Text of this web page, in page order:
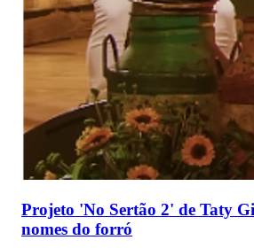
Projeto 'No Sertão 2' de Taty
nomes do forró